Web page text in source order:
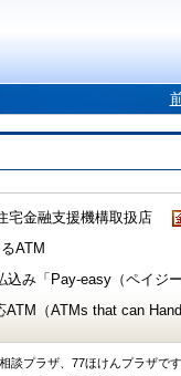
宅金融支援機構取扱店
ATM
み「Pay-easy（ペイジ
（ATMs that can
談プラザ、77ほけんプラザです